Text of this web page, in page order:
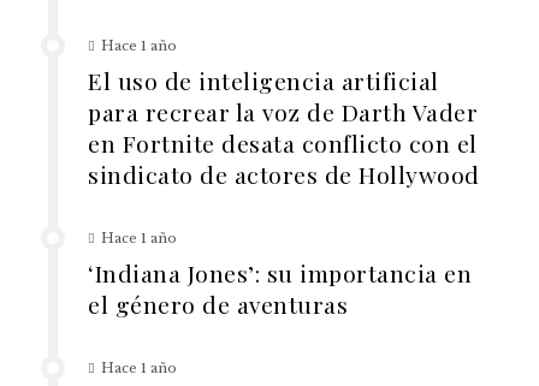
Hace 1 año
El uso de inteligencia artificial
para recrear la voz de Darth Vader
en Fortnite desata conflicto con el
sindicato de actores de Hollywood
Hace 1 año
‘Indiana Jones’: su importancia en
el género de aventuras
Hace 1 año